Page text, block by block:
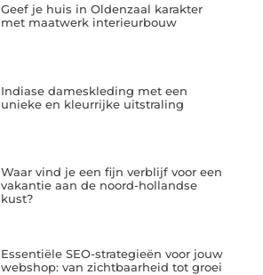
Geef je huis in Oldenzaal karakter
met maatwerk interieurbouw
Indiase dameskleding met een
unieke en kleurrijke uitstraling
Waar vind je een fijn verblijf voor een
vakantie aan de noord-hollandse
kust?
Essentiële SEO-strategieën voor jouw
webshop: van zichtbaarheid tot groei